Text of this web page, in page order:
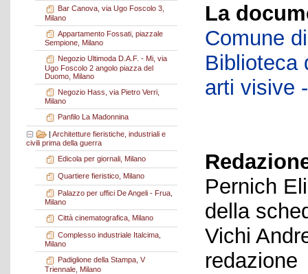
Bar Canova, via Ugo Foscolo 3,
Milano
Appartamento Fossati, piazzale
Sempione, Milano
Negozio Ultimoda D.A.F. - Mi, via
Ugo Foscolo 2 angolo piazza del
Duomo, Milano
Negozio Hass, via Pietro Verri,
Milano
Panfilo La Madonnina
| Architetture fieristiche, industriali e
civili prima della guerra
Edicola per giornali, Milano
Quartiere fieristico, Milano
Palazzo per uffici De Angeli - Frua,
Milano
Città cinematografica, Milano
Complesso industriale Italcima,
Milano
Padiglione della Stampa, V
Triennale, Milano
La
Comune
Biblioteca
arti visive
Pernich
della
Vichi
redazione